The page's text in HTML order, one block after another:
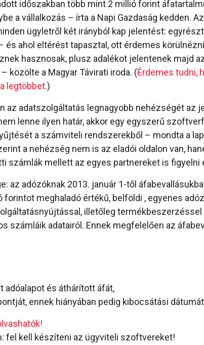
időszakban több mint 2 millió forint
a vállalkozás – írta a Napi Gazdaság kedden.
ügyletről két irányból kap jelentést:
és ahol eltérést tapasztal, ott érdemes
hasznosak, plusz adalékot jelentenek majd
közölte a Magyar Távirati iroda. (Érdemes tudni,
legtöbbet.)
az adatszolgáltatás legnagyobb nehézségét az
lenne ilyen határ, akkor egy egyszerű
a számviteli rendszerekből – mondta a
a nehézség nem is az eladói oldalon van,
számlák mellett az egyes partnereket is figyelni
az adózóknak 2013. január 1-től
forintot meghaladó értékű, belföldi , egyenes
illetőleg termékbeszerzéssel
számláik adatairól. Ennek megfelelően az
adóalapot és áthárított áfát,
ennek hiányában pedig kibocsátási
fel kell készíteni az ügyviteli szoftvereket!